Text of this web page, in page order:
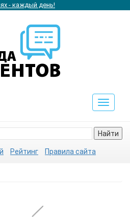
- каждый день!
Toggle
Найти
Рейтинг Правила сайта